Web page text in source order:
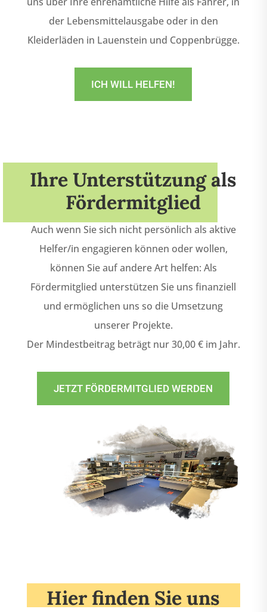
der Lebensmittelausgabe oder in den
Kleiderläden in Lauenstein und Coppenbrügge.
ICH WILL HELFEN!
Ihre Unterstützung als
Fördermitglied
Auch wenn Sie sich nicht persönlich als aktive
Helfer/in engagieren können oder wollen,
können Sie auf andere Art helfen: Als
Fördermitglied unterstützen Sie uns finanziell
und ermöglichen uns so die Umsetzung
unserer Projekte.
Der Mindestbeitrag beträgt nur 30,00 € im Jahr.
JETZT FÖRDERMITGLIED WERDEN
Hier finden Sie uns